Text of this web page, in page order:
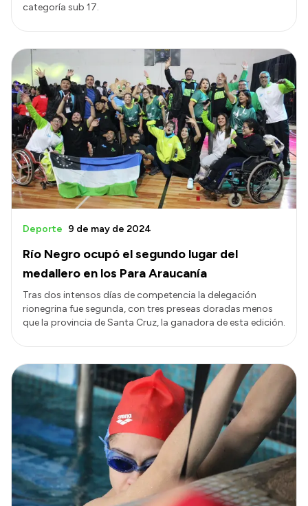
categoría sub 17.
Río Negro ocupó el segundo lugar del
medallero en los Para Araucanía
Deporte 9 de may de 2024
Tras dos intensos días de competencia la delegación
rionegrina fue segunda, con tres preseas doradas menos
que la provincia de Santa Cruz, la ganadora de esta edición.